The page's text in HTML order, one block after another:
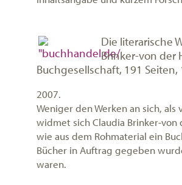
Die literarische
Brinker-von der
Buchgesellschaft, 191 Seiten,
2007.
Weniger den Werken an sich,
widmet sich Claudia Brinker-
wie aus dem Rohmaterial ein
Bücher in Auftrag gegeben
waren.